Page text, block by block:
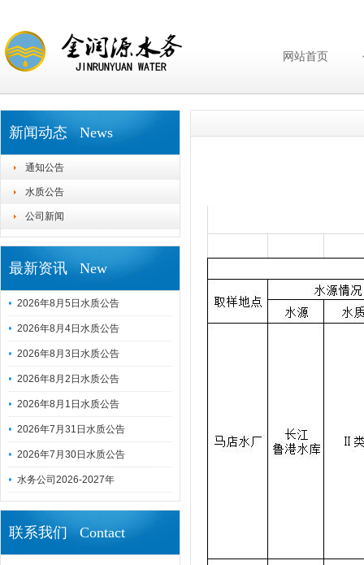
网站首页
新闻动态 News
通知公告
水质公告
公司新闻
最新资讯 New
2026年8月5日水质公告
2026年8月4日水质公告
2026年8月3日水质公告
2026年8月2日水质公告
2026年8月1日水质公告
2026年7月31日水质公告
2026年7月30日水质公告
水务公司2026-2027年
联系我们 Contact